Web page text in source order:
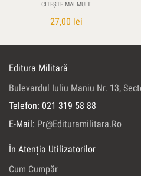
CITEȘTE MAI MULT
27,00 lei
Editura Militară
Bulevardul Iuliu Maniu Nr. 13,
Telefon: 021 319 58 88
E-Mail: Pr@edituramilitara.ro
În Atenția Utilizatorilor
Cum Cumpăr